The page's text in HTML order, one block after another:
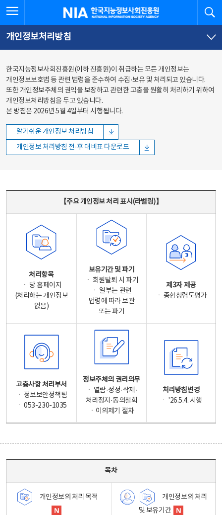
바로가기
바로가기
한국지능정보사회진흥원
개인정보처리방침
한국지능정보사회진흥원(이하 진흥원)이 취급하는 모든 개인정보는
개인정보보호법 등 관련 법령을 준수하여 수집·보유 및 처리되고 있습니다.
또한 개인정보주체의 권익을 보장하고 관련한 고충을 원활히 처리하기 위하여
개인정보처리방침을 두고 있습니다.
본 방침은 2026년 5월 4일부터 시행됩니다.
알기쉬운 개인정보 처리방침
개인정보 처리방침 전·후 대비표 다운로드
【주요 개인정보 처리 표시(라벨링)】
처리항목
ㆍ 당 홈페이지
(처리하는 개인정보
없음)
보유기간 및 파기
ㆍ 회원탈퇴 시 파기
ㆍ 일부는 관련
법령에 따라 보관
또는 파기
제3자 제공
ㆍ 종합청렴도평가
고충사항 처리부서
ㆍ 정보보안정책팀
ㆍ 053-230-1035
정보주체의 권리의무
ㆍ 열람·정정·삭제·
처리정지·동의철회
ㆍ이의제기 절차
처리방침변경
ㆍ '26.5.4. 시행
목차
개인정보의 처리 목적
개인정보의 처리
및 보유기간